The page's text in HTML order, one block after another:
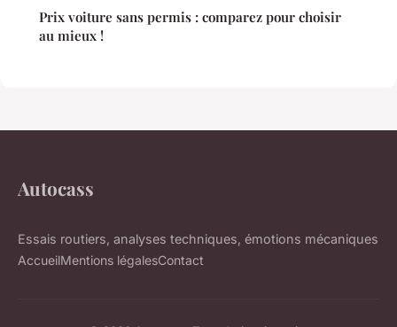
Prix voiture sans permis : comparez pour choisir
au mieux !
Autocass
Essais routiers, analyses techniques, émotions mécaniques
AccueilMentions légalesContact